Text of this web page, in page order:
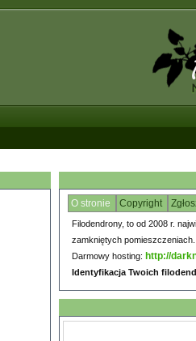
O stronie Copyright
Filodendrony, to od 2008 r.
zamkniętych
Darmowy hosting: http://
Identyfikacja Twoich